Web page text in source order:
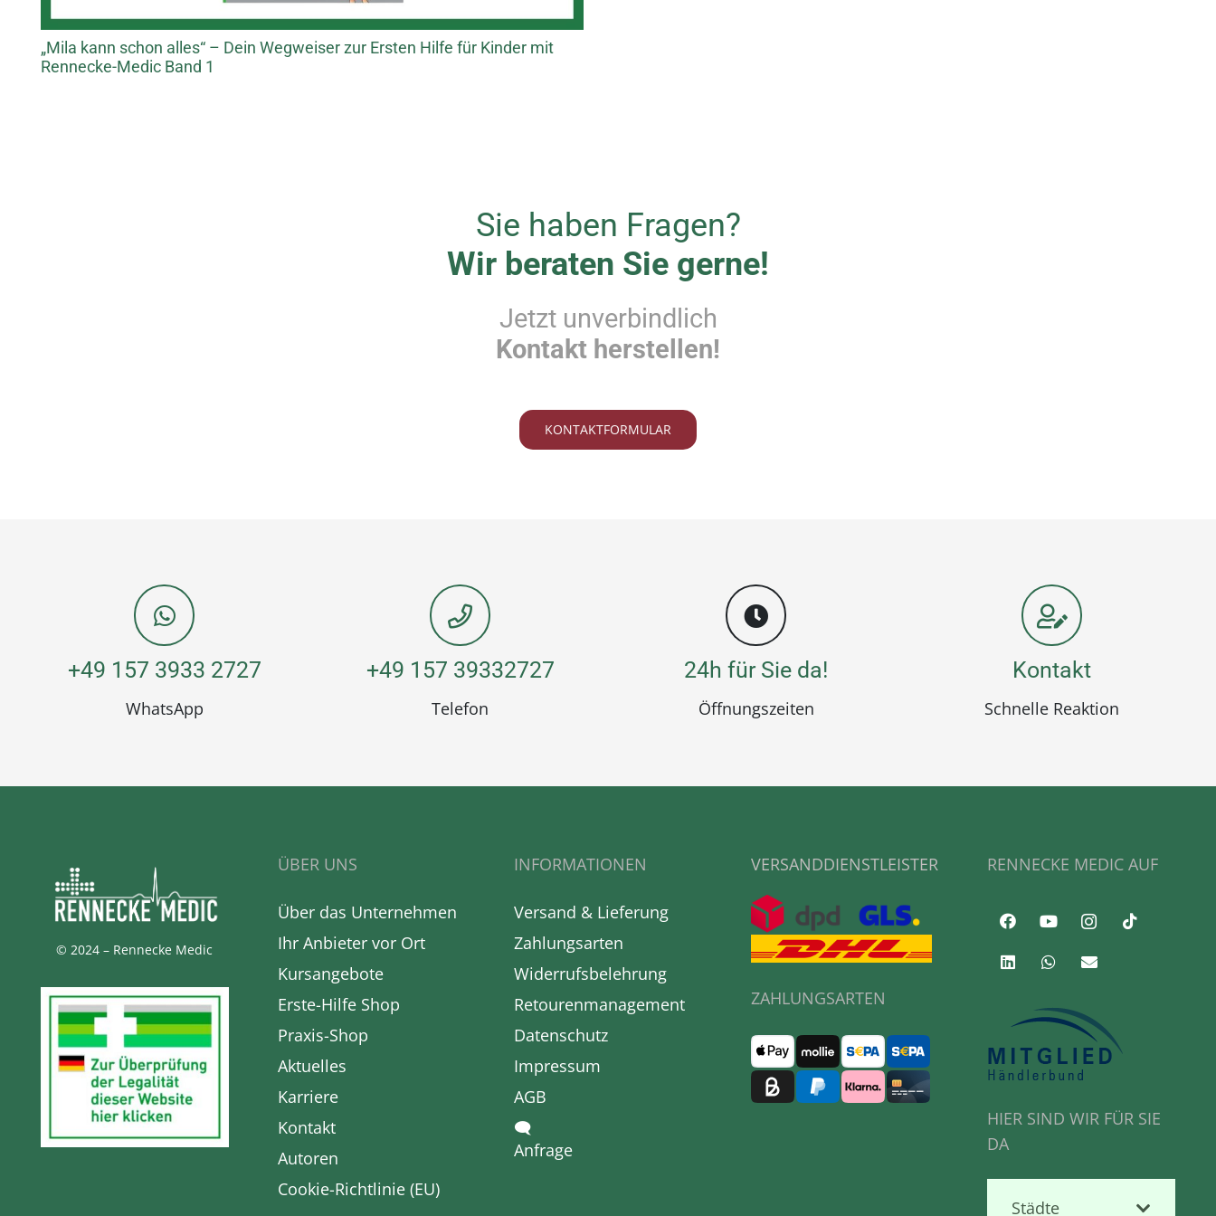
„Mila kann schon alles“ – Dein Wegweiser zur Ersten Hilfe für Kinder mit
Rennecke-Medic Band 1
Sie haben Fragen?
Wir beraten Sie gerne!
Jetzt unverbindlich
Kontakt herstellen!
KONTAKTFORMULAR
+49 157 3933 2727
WhatsApp
+49 157 39332727
Telefon
24h für Sie da!
Öffnungszeiten
Kontakt
Schnelle Reaktion
© 2024 – Rennecke Medic
ÜBER UNS
Über das Unternehmen
Ihr Anbieter vor Ort
Kursangebote
Erste-Hilfe Shop
Praxis-Shop
Aktuelles
Karriere
Kontakt
Autoren
Cookie-Richtlinie (EU)
INFORMATIONEN
Versand & Lieferung
Zahlungsarten
Widerrufsbelehrung
Retourenmanagement
Datenschutz
Impressum
AGB
🗨
Anfrage
VERSANDDIENSTLEISTER
ZAHLUNGSARTEN
RENNECKE MEDIC AUF
HIER SIND WIR FÜR SIE
DA
Städte